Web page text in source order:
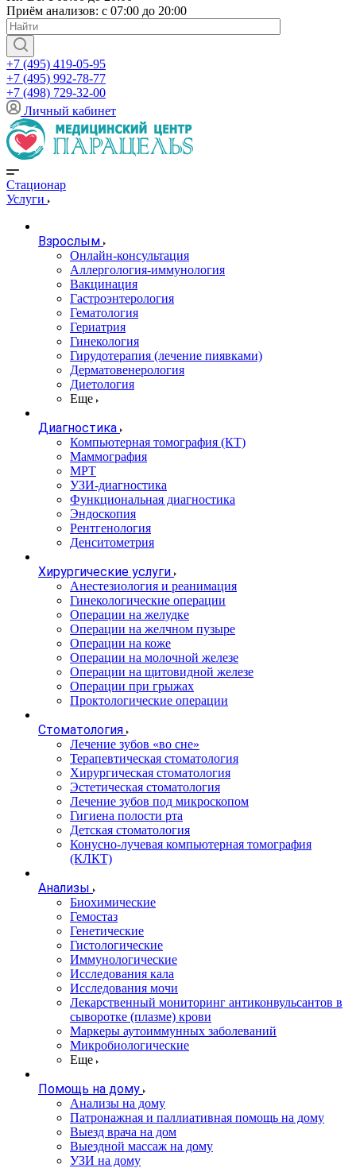
Приём анализов: с 07:00 до 20:00
+7 (495) 419-05-95
+7 (495) 992-78-77
+7 (498) 729-32-00
Личный кабинет
Стационар
Услуги
Взрослым
Онлайн-консультация
Аллергология-иммунология
Вакцинация
Гастроэнтерология
Гематология
Гериатрия
Гинекология
Гирудотерапия (лечение пиявками)
Дерматовенерология
Диетология
Еще
Диагностика
Компьютерная томография (КТ)
Маммография
МРТ
УЗИ-диагностика
Функциональная диагностика
Эндоскопия
Рентгенология
Денситометрия
Хирургические услуги
Анестезиология и реанимация
Гинекологические операции
Операции на желудке
Операции на желчном пузыре
Операции на коже
Операции на молочной железе
Операции на щитовидной железе
Операции при грыжах
Проктологические операции
Стоматология
Лечение зубов «во сне»
Терапевтическая стоматология
Хирургическая стоматология
Эстетическая стоматология
Лечение зубов под микроскопом
Гигиена полости рта
Детская стоматология
Конусно-лучевая компьютерная томография
(КЛКТ)
Анализы
Биохимические
Гемостаз
Генетические
Гистологические
Иммунологические
Исследования кала
Исследования мочи
Лекарственный мониторинг антиконвульсантов в
сыворотке (плазме) крови
Маркеры аутоиммунных заболеваний
Микробиологические
Еще
Помощь на дому
Анализы на дому
Патронажная и паллиативная помощь на дому
Выезд врача на дом
Выездной массаж на дому
УЗИ на дому